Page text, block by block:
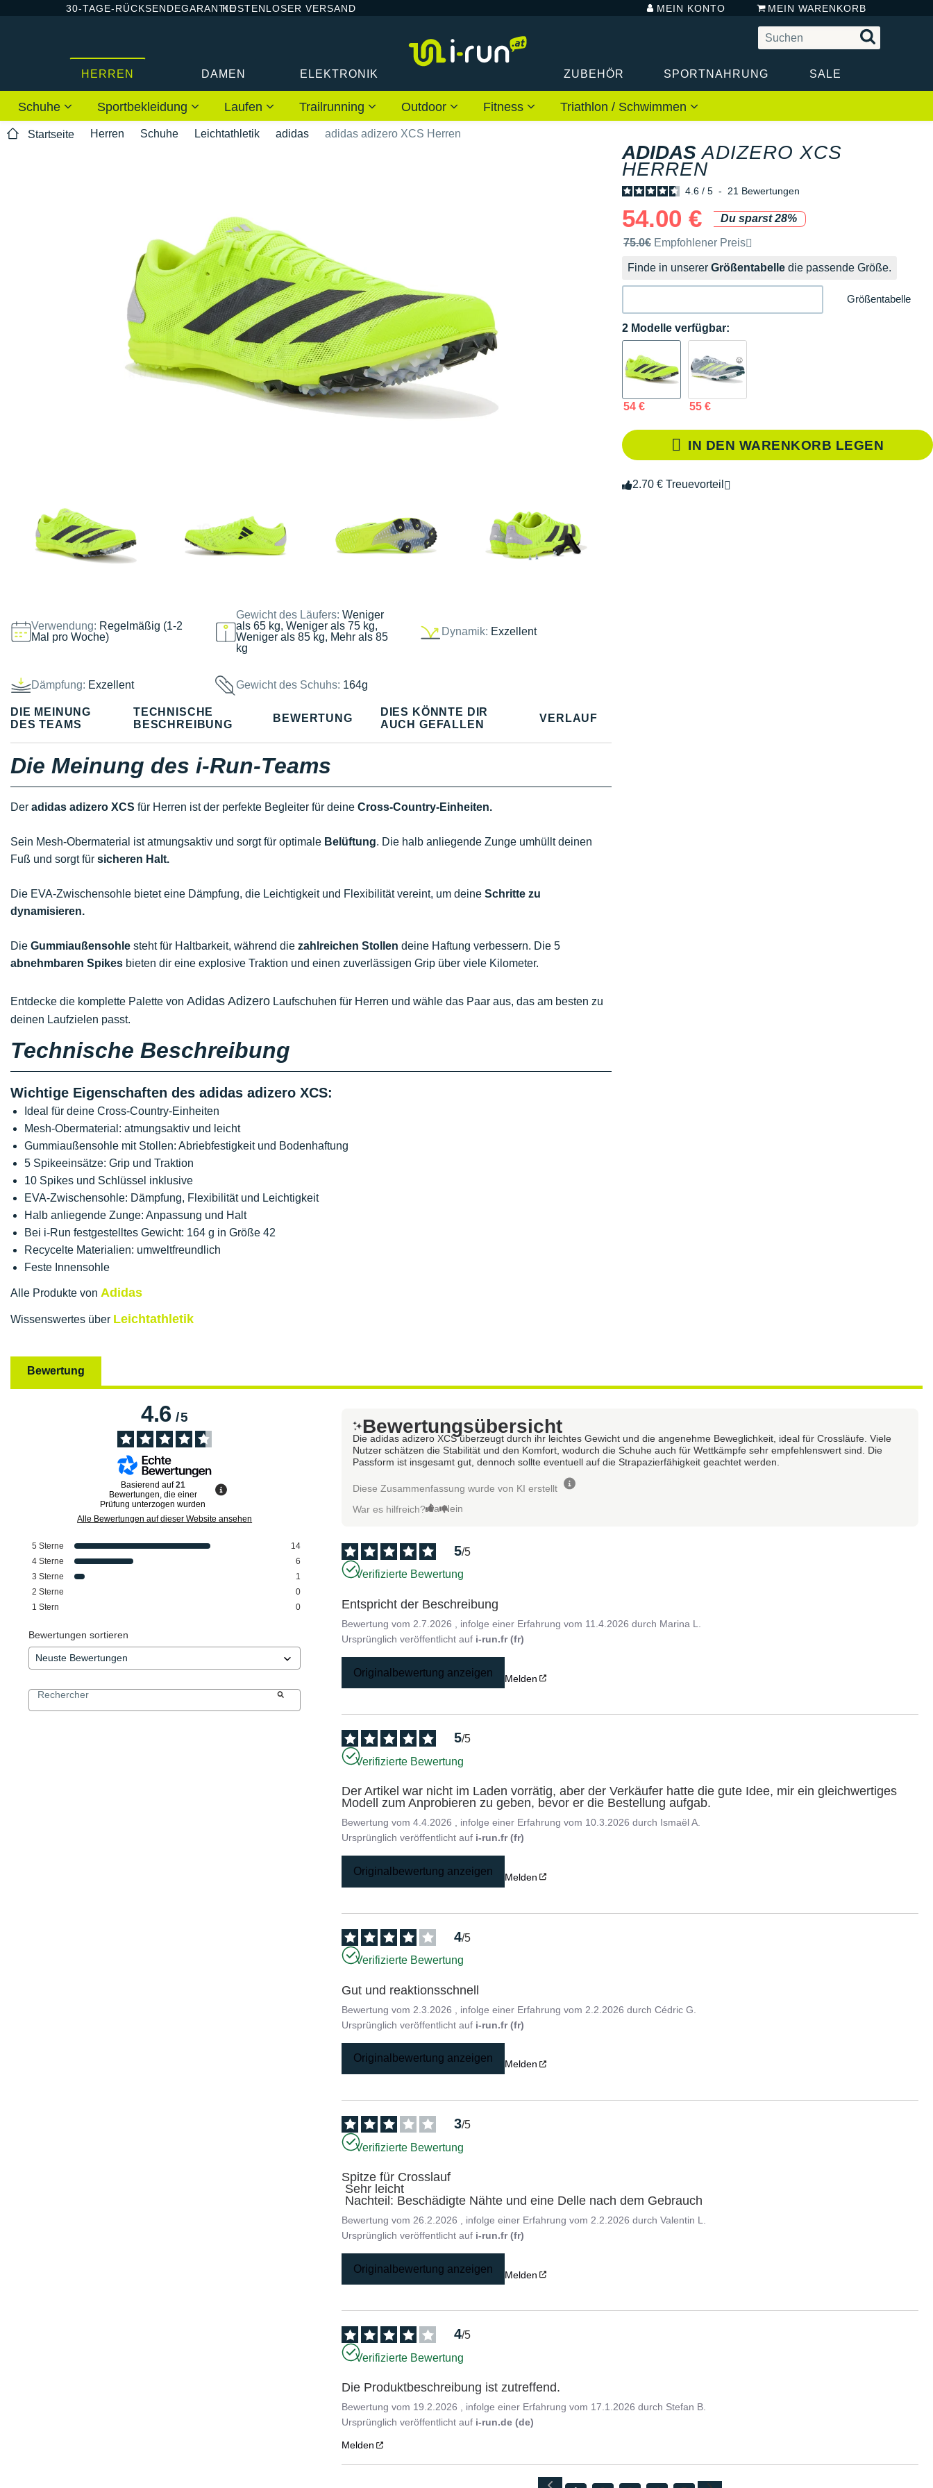
30-TAGE-RÜCKSENDEGARANTIEKOSTENLOSER VERSAND MEIN KONTO MEIN WARENKORB
HERREN DAMEN ELEKTRONIK ZUBEHÖR SPORTNAHRUNG SALE
Schuhe Sportbekleidung Laufen Trailrunning Outdoor Fitness Triathlon / Schwimmen
Startseite Herren Schuhe Leichtathletik adidas adidas adizero XCS Herren
Verwendung: Regelmäßig (1-2
Mal pro Woche)
Gewicht des Läufers:Weniger
als 65 kg, Weniger als 75 kg,
Weniger als 85 kg, Mehr als 85
kg
Dynamik: Exzellent
Dämpfung: Exzellent Gewicht des Schuhs: 164g
ADIDAS ADIZERO XCS
HERREN
4.6 / 5 - 21 Bewertungen
54.00 €
Du sparst 28%
Unverbindliche Preisempfehlung der Marke
75.0€ Empfohlener Preis
Finde in unserer Größentabelle die passende Größe.
Größentabelle
2 Modelle verfügbar:
54 € 55 €
IN DEN WARENKORB LEGEN
2.70 € Treuevorteil
DIE MEINUNG
DES TEAMS
TECHNISCHE
BESCHREIBUNG
BEWERTUNG
DIES KÖNNTE DIR
AUCH GEFALLEN
VERLAUF
Die Meinung des i-Run-Teams
Der adidas adizero XCS für Herren ist der perfekte Begleiter für deine Cross-Country-Einheiten.
Sein Mesh-Obermaterial ist atmungsaktiv und sorgt für optimale Belüftung. Die halb anliegende Zunge umhüllt deinen
Fuß und sorgt für sicheren Halt.
Die EVA-Zwischensohle bietet eine Dämpfung, die Leichtigkeit und Flexibilität vereint, um deine Schritte zu
dynamisieren.
Die Gummiaußensohle steht für Haltbarkeit, während die zahlreichen Stollen deine Haftung verbessern. Die 5
abnehmbaren Spikes bieten dir eine explosive Traktion und einen zuverlässigen Grip über viele Kilometer.
Entdecke die komplette Palette von Adidas Adizero Laufschuhen für Herren und wähle das Paar aus, das am besten zu
deinen Laufzielen passt.
Technische Beschreibung
Wichtige Eigenschaften des adidas adizero XCS:
Ideal für deine Cross-Country-Einheiten
Mesh-Obermaterial: atmungsaktiv und leicht
Gummiaußensohle mit Stollen: Abriebfestigkeit und Bodenhaftung
5 Spikeeinsätze: Grip und Traktion
10 Spikes und Schlüssel inklusive
EVA-Zwischensohle: Dämpfung, Flexibilität und Leichtigkeit
Halb anliegende Zunge: Anpassung und Halt
Bei i-Run festgestelltes Gewicht: 164 g in Größe 42
Recycelte Materialien: umweltfreundlich
Feste Innensohle
Alle Produkte von Adidas
Wissenswertes über Leichtathletik
Bewertung
4.6/5
Basierend auf21
Bewertungen, die einer
Prüfung unterzogen wurden
Alle Bewertungen auf dieser Website ansehen
5 Sterne
14
4 Sterne
6
3 Sterne
1
2 Sterne
0
1 Stern 0
Bewertungen sortieren
Bewertungsübersicht
Die adidas adizero XCS überzeugt durch ihr leichtes Gewicht und die angenehme Beweglichkeit, ideal für Crossläufe. Viele
Nutzer schätzen die Stabilität und den Komfort, wodurch die Schuhe auch für Wettkämpfe sehr empfehlenswert sind. Die
Passform ist insgesamt gut, dennoch sollte eventuell auf die Strapazierfähigkeit geachtet werden.
Diese Zusammenfassung wurde von KI erstellt
War es hilfreich? Ja Nein
5/5
Verifizierte Bewertung
Entspricht der Beschreibung
Bewertung vom 2.7.2026 , infolge einer Erfahrung vom 11.4.2026 durch Marina L.
Ursprünglich veröffentlicht auf i-run.fr (fr)
Originalbewertung anzeigen Melden
5/5
Verifizierte Bewertung
Der Artikel war nicht im Laden vorrätig, aber der Verkäufer hatte die gute Idee, mir ein gleichwertiges
Modell zum Anprobieren zu geben, bevor er die Bestellung aufgab.
Bewertung vom4.4.2026 , infolge einer Erfahrung vom 10.3.2026 durch Ismaël A.
Ursprünglich veröffentlicht auf i-run.fr (fr)
Originalbewertung anzeigen Melden
4/5
Verifizierte Bewertung
Gut und reaktionsschnell
Bewertung vom 2.3.2026 , infolge einer Erfahrung vom 2.2.2026 durchCédric G.
Ursprünglich veröffentlicht auf i-run.fr (fr)
Originalbewertung anzeigen Melden
3/5
Verifizierte Bewertung
Spitze für Crosslauf
Nachteil: Beschädigte Nähte und eine Delle nach dem Gebrauch
Bewertung vom 26.2.2026 , infolge einer Erfahrung vom 2.2.2026 durchValentin L.
Ursprünglich veröffentlicht auf i-run.fr (fr)
Originalbewertung anzeigen Melden
4/5
Verifizierte Bewertung
Die Produktbeschreibung ist zutreffend.
Bewertung vom 19.2.2026 , infolge einer Erfahrung vom 17.1.2026 durch Stefan B.
Ursprünglich veröffentlicht auf i-run.de (de)
Melden